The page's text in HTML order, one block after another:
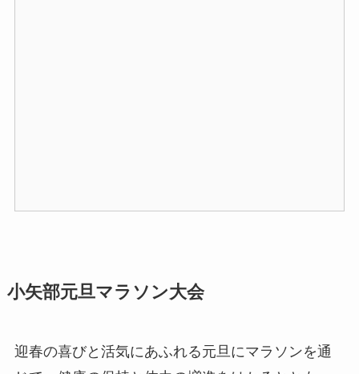
小矢部元旦マラソン大会
迎春の喜びと活気にあふれる元旦にマラソンを通